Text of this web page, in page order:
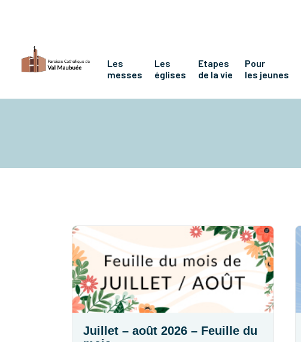
Les
messes
Les
églises
Etapes
de la vie
Pour
les jeunes
Juillet – août 2026 – Feuille du